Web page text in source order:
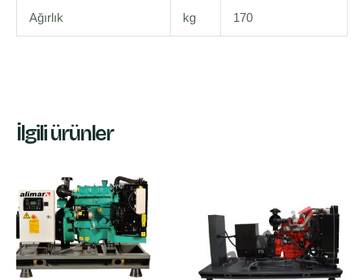
Ağırlık kg 170
İlgili ürünler